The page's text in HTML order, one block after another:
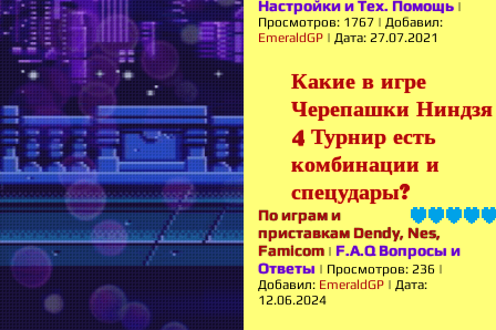
Настройки и Тех. Помощь |
Просмотров: 1767 | Добавил:
EmeraldGP | Дата: 27.07.2021
Какие в игре
Черепашки Ниндзя
4 Турнир есть
комбинации и
спецудары?
По играм и
приставкам Dendy, Nes,
Famicom | F.A.Q Вопросы и
Ответы | Просмотров: 236 |
Добавил: EmeraldGP | Дата:
12.06.2024